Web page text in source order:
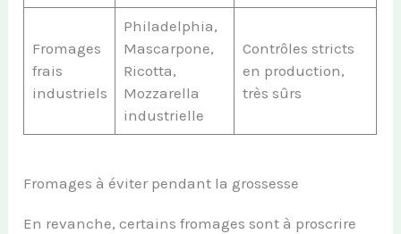
Fromages
frais
industriels
Philadelphia,
Mascarpone,
Ricotta,
Mozzarella
industrielle
Contrôles stricts
en production,
très sûrs
Fromages à éviter pendant la grossesse
En revanche, certains fromages sont à proscrire